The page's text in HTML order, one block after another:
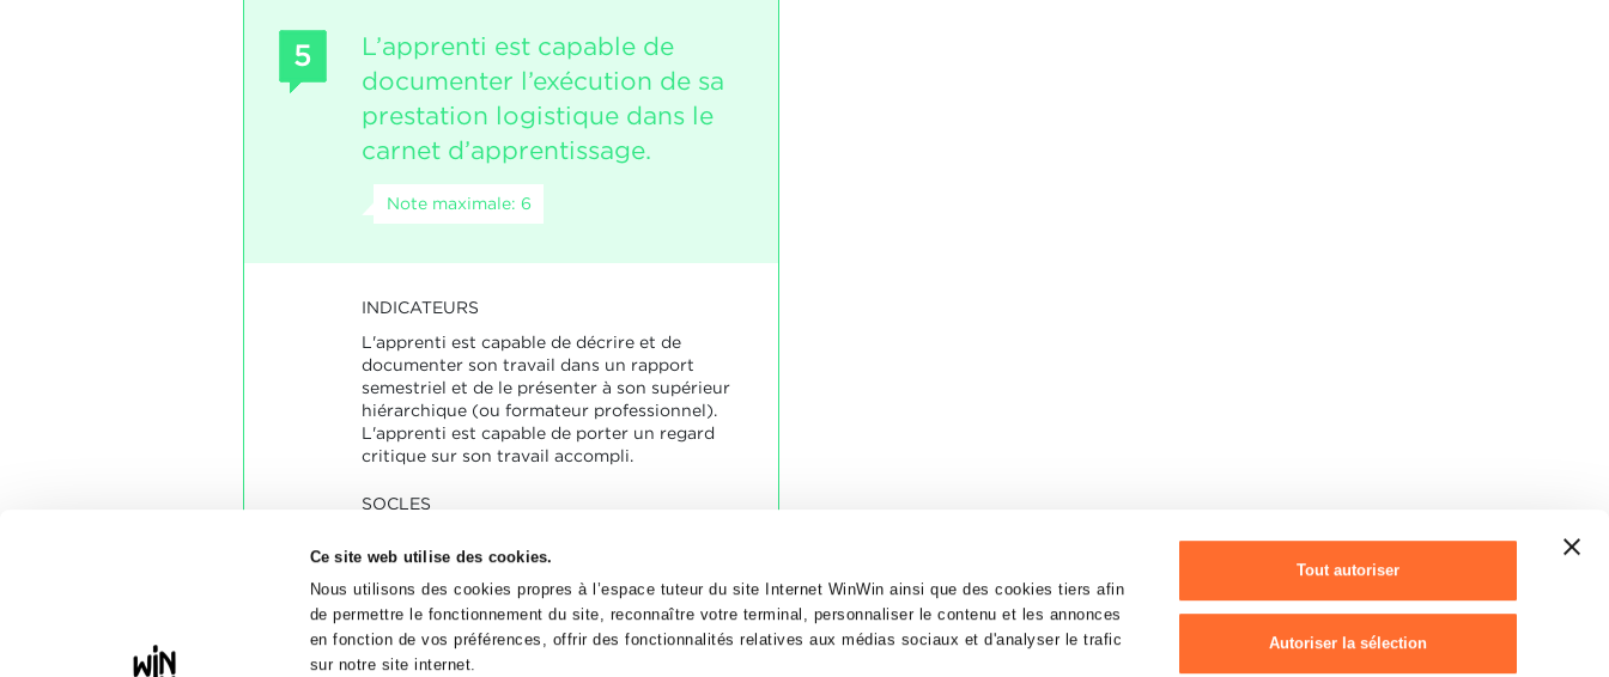
Ce site web utilise des cookies.
Nous utilisons des cookies propres à l’espace tuteur du site Internet WinWin ainsi que des cookies tiers afin
de permettre le fonctionnement du site, reconnaître votre terminal, personnaliser le contenu et les annonces
en fonction de vos préférences, offrir des fonctionnalités relatives aux médias sociaux et d'analyser le trafic
sur notre site internet.
Tout autoriser
Autoriser la sélection
5
L’apprenti est capable de
documenter l’exécution de sa
prestation logistique dans le
carnet d’apprentissage.
Note maximale: 6
INDICATEURS
L'apprenti est capable de décrire et de
documenter son travail dans un rapport
semestriel et de le présenter à son supérieur
hiérarchique (ou formateur professionnel).
L'apprenti est capable de porter un regard
critique sur son travail accompli.
SOCLES
Le rapport semestriel est compréhensible et
contient les informations essentielles.
Lors d’un entretien professionnel, les erreurs
frappantes sont constatées.